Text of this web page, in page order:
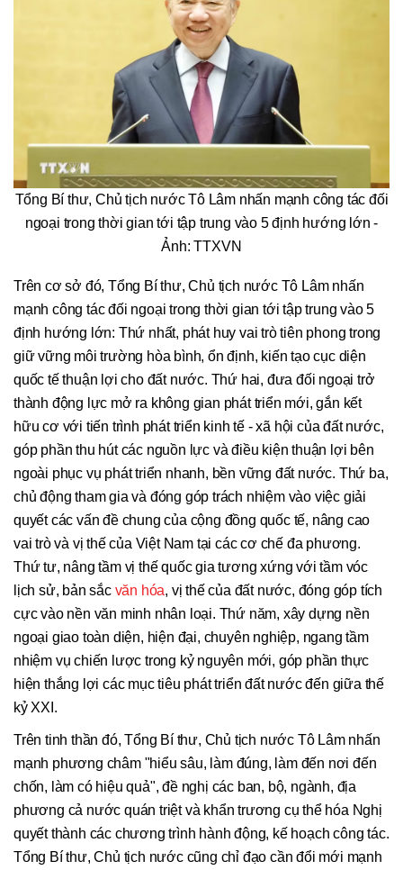
Tổng Bí thư, Chủ tịch nước Tô Lâm nhấn mạnh công tác đối
ngoại trong thời gian tới tập trung vào 5 định hướng lớn -
Ảnh: TTXVN
Trên cơ sở đó, Tổng Bí thư, Chủ tịch nước Tô Lâm nhấn
mạnh công tác đối ngoại trong thời gian tới tập trung vào 5
định hướng lớn: Thứ nhất, phát huy vai trò tiên phong trong
giữ vững môi trường hòa bình, ổn định, kiến tạo cục diện
quốc tế thuận lợi cho đất nước. Thứ hai, đưa đối ngoại trở
thành động lực mở ra không gian phát triển mới, gắn kết
hữu cơ với tiến trình phát triển kinh tế - xã hội của đất nước,
góp phần thu hút các nguồn lực và điều kiện thuận lợi bên
ngoài phục vụ phát triển nhanh, bền vững đất nước. Thứ ba,
chủ động tham gia và đóng góp trách nhiệm vào việc giải
quyết các vấn đề chung của cộng đồng quốc tế, nâng cao
vai trò và vị thế của Việt Nam tại các cơ chế đa phương.
Thứ tư, nâng tầm vị thế quốc gia tương xứng với tầm vóc
lịch sử, bản sắc văn hóa, vị thế của đất nước, đóng góp tích
cực vào nền văn minh nhân loại. Thứ năm, xây dựng nền
ngoại giao toàn diện, hiện đại, chuyên nghiệp, ngang tầm
nhiệm vụ chiến lược trong kỷ nguyên mới, góp phần thực
hiện thắng lợi các mục tiêu phát triển đất nước đến giữa thế
kỷ XXI.
Trên tinh thần đó, Tổng Bí thư, Chủ tịch nước Tô Lâm nhấn
mạnh phương châm "hiểu sâu, làm đúng, làm đến nơi đến
chốn, làm có hiệu quả", đề nghị các ban, bộ, ngành, địa
phương cả nước quán triệt và khẩn trương cụ thể hóa Nghị
quyết thành các chương trình hành động, kế hoạch công tác.
Tổng Bí thư, Chủ tịch nước cũng chỉ đạo cần đổi mới mạnh